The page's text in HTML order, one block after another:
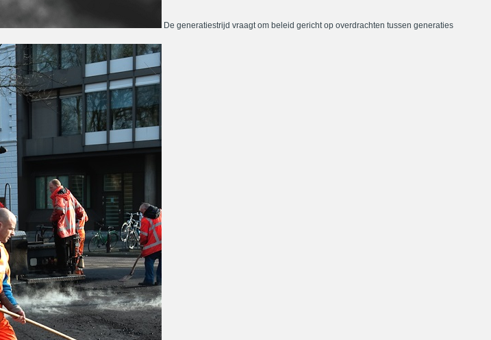
De generatiestrijd vraagt om beleid gericht op overdrachten tussen generaties